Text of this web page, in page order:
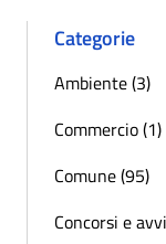
Categorie
Ambiente (3)
Commercio (1)
Comune (95)
Concorsi e